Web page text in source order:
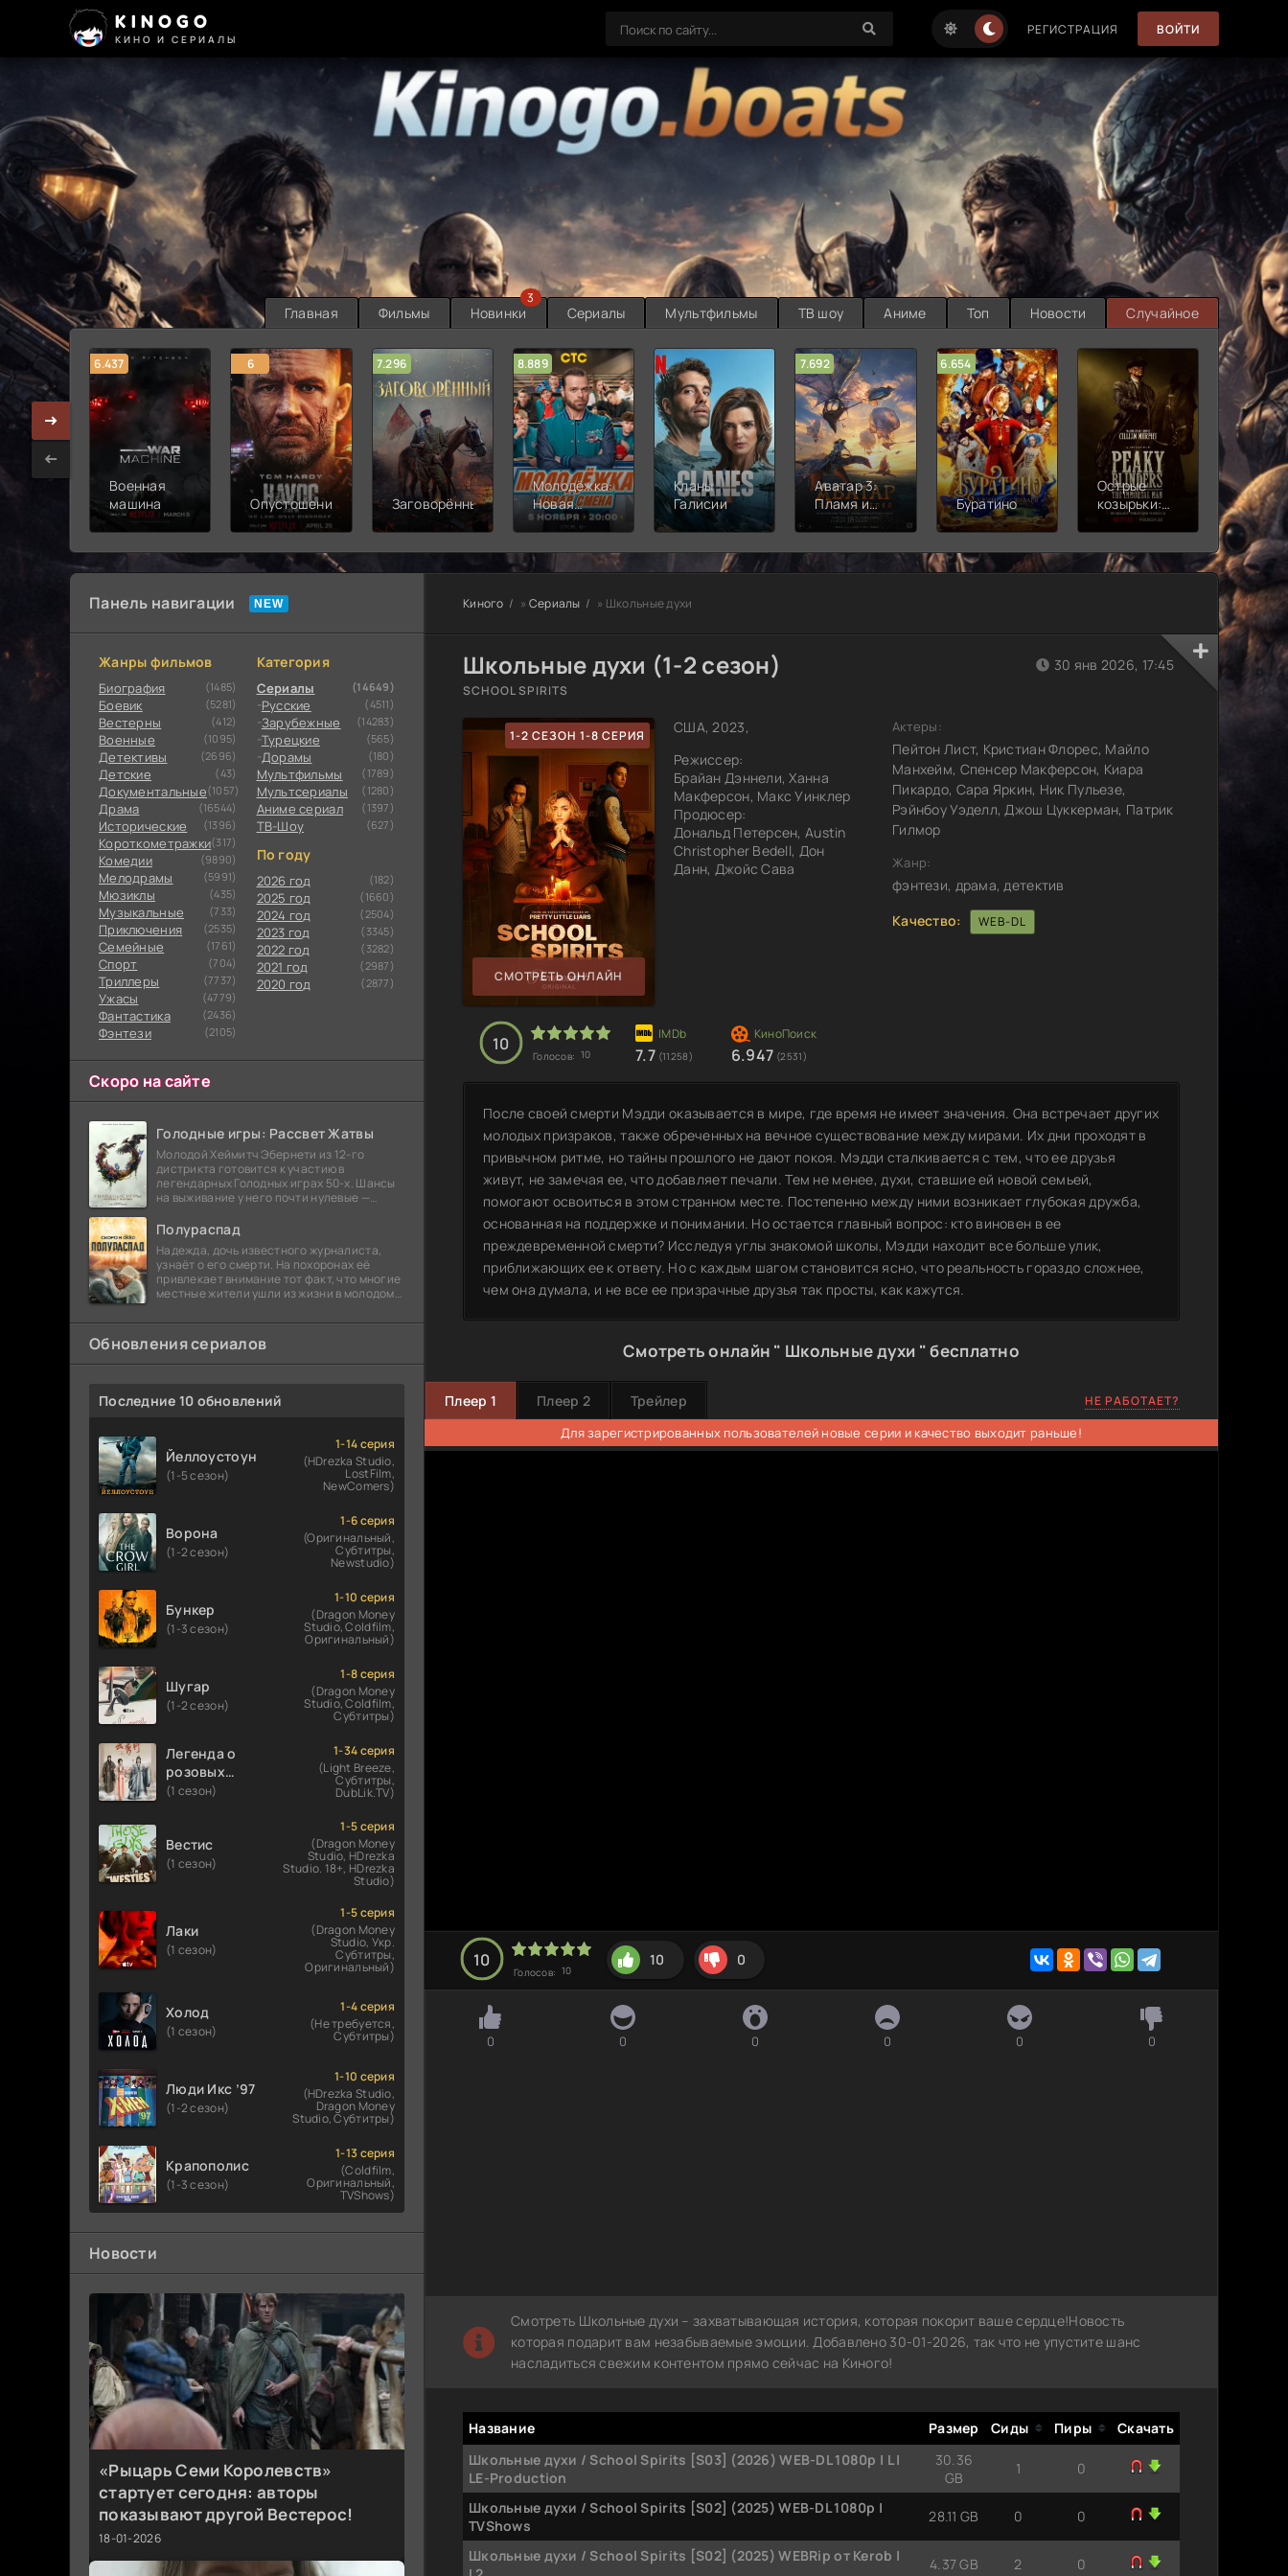
KINOGO
КИНО И СЕРИАЛЫ
РЕГИСТРАЦИЯ ВОЙТИ
Главная Фильмы Новинки
3
Сериалы Мультфильмы ТВ шоу Аниме Топ Новости Случайное
6.437
Военная
машина
6
Опустошение
7.296
Заговорённый
8.889
Молодёжка:
Новая
смена
Кланы
Галисии
7.692
Аватар 3:
Пламя и
пепел
6.654
Буратино
Острые
козырьки:
Бессмертный
7.187
2
Панель навигации
Жанры фильмов
Биография (1485)
Боевик (5281)
Вестерны (412)
Военные (1095)
Детективы (2696)
Детские (43)
Документальные(1057)
Драма (16544)
Исторические (1396)
Короткометражки(317)
Комедии (9890)
Мелодрамы (5991)
Мюзиклы (435)
Музыкальные (733)
Приключения (2535)
Семейные (1761)
Cпорт (704)
Триллеры (7737)
Ужасы (4779)
Фантастика (2436)
Фэнтези (2105)
Категория
Сериалы (14649)
Русские (4511)
Зарубежные (14283)
Турецкие (565)
Дорамы (180)
Мультфильмы (1789)
Мультсериалы (1280)
Аниме сериал (1397)
ТВ-Шоу (627)
По году
2026 год (182)
2025 год (1660)
2024 год (2504)
2023 год (3345)
2022 год (3282)
2021 год (2987)
2020 год (2877)
Скоро на сайте
Голодные игры: Рассвет Жатвы
Молодой Хеймитч Эбернети из 12-го
дистрикта готовится к участию в
легендарных Голодных играх 50-х. Шансы
на выживание у него почти нулевые —
победу еще сорок
Полураспад
Надежда, дочь известного журналиста,
узнаёт о его смерти. На похоронах её
привлекает внимание тот факт, что многие
местные жители ушли из жизни в молодом
бомбы
Обновления сериалов
Последние 10 обновлений
Йеллоустоун
(1-5 сезон)
1-14 серия
(HDrezka Studio,
LostFilm,
NewComers)
Ворона
(1-2 сезон)
1-6 серия
(Оригинальный,
Субтитры,
Newstudio)
Бункер
(1-3 сезон)
1-10 серия
(Dragon Money
Studio, Coldfilm,
Оригинальный)
Шугар
(1-2 сезон)
1-8 серия
(Dragon Money
Studio, Coldfilm,
Субтитры)
Легенда о
розовых
облаках
(1 сезон)
1-34 серия
(Light Breeze,
Субтитры,
DubLik.TV)
Вестис
(1 сезон)
1-5 серия
(Dragon Money
Studio, HDrezka
Studio. 18+, HDrezka
Studio)
Лаки
(1 сезон)
1-5 серия
(Dragon Money
Studio, Укр.
Субтитры,
Оригинальный)
Холод
(1 сезон)
1-4 серия
(Не требуется,
Субтитры)
Люди Икс ’97
(1-2 сезон)
1-10 серия
(HDrezka Studio,
Dragon Money
Studio, Субтитры)
Крапополис
(1-3 сезон)
1-13 серия
(Coldfilm,
Оригинальный,
TVShows)
Новости
«Рыцарь Семи Королевств»
стартует сегодня: авторы
показывают другой Вестерос!
18-01-2026
Киного » Сериалы » Школьные духи
Школьные духи (1-2 сезон)
SCHOOL SPIRITS
1-2 СЕЗОН 1-8 СЕРИЯ
СМОТРЕТЬ ОНЛАЙН
США, 2023,
Режиссер:
Брайан Дэннели, Ханна
Макферсон, Макс Уинклер
Продюсер:
Дональд Петерсен, Austin
Christopher Bedell, Дон
Данн, Джойс Сава
30 янв 2026, 17:45
Актеры:
Пейтон Лист, Кристиан Флорес, Майло
Манхейм, Спенсер Макферсон, Киара
Пикардо, Сара Яркин, Ник Пульезе,
Рэйнбоу Уэделл, Джош Цуккерман, Патрик
Гилмор
Жанр:
фэнтези, драма, детектив
Качество:
WEB-DL
10
Голосов: 10 7.7 (11258) 6.947 (2531)
После своей смерти Мэдди оказывается в мире, где время не имеет значения. Она встречает других
молодых призраков, также обреченных на вечное существование между мирами. Их дни проходят в
привычном ритме, но тайны прошлого не дают покоя. Мэдди сталкивается с тем, что ее друзья
живут, не замечая ее, что добавляет печали. Тем не менее, духи, ставшие ей новой семьей,
помогают освоиться в этом странном месте. Постепенно между ними возникает глубокая дружба,
основанная на поддержке и понимании. Но остается главный вопрос: кто виновен в ее
преждевременной смерти? Исследуя углы знакомой школы, Мэдди находит все больше улик,
приближающих ее к ответу. Но с каждым шагом становится ясно, что реальность гораздо сложнее,
чем она думала, и не все ее призрачные друзья так просты, как кажутся.
Смотреть онлайн " Школьные духи " бесплатно
Плеер 1 Плеер 2 Трейлер НЕ РАБОТАЕТ?
Для зарегистрированных пользователей новые серии и качество выходит раньше!
10
Голосов: 10
10 0
0 0 0 0 0 0
Смотреть Школьные духи – захватывающая история, которая покорит ваше сердце!Новость
которая подарит вам незабываемые эмоции. Добавлено 30-01-2026, так что не упустите шанс
насладиться свежим контентом прямо сейчас на Киного!
Название Размер Сиды Пиры
Скачать
Школьные духи / School Spirits [S03] (2026) WEB-DL 1080p | L |
LE-Production
30.36
GB
1 0
Школьные духи / School Spirits [S02] (2025) WEB-DL 1080p |
TVShows
28.11 GB 0 0
Школьные духи / School Spirits [S02] (2025) WEBRip от Kerob |
4.37 GB 2 0